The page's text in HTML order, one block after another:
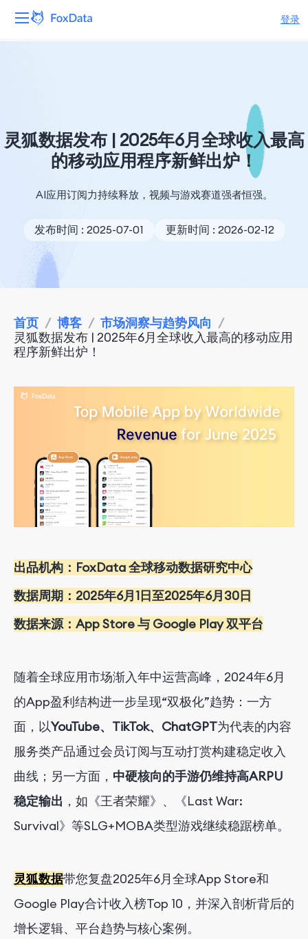
登录
解决方案
灵狐数据发布 | 2025年6月全球收入最高
的移动应用程序新鲜出炉！
AI应用订阅力持续释放，视频与游戏赛道强者恒强。
发布时间 : 2025-07-01 更新时间 : 2026-02-12
首页 / 博客 / 市场洞察与趋势风向 /
灵狐数据发布 | 2025年6月全球收入最高的移动应用
程序新鲜出炉！
出品机构：FoxData 全球移动数据研究中心
数据周期：2025年6月1日至2025年6月30日
数据来源：App Store 与 Google Play 双平台
随着全球应用市场渐入年中运营高峰，2024年6月
的App盈利结构进一步呈现“双极化”趋势：一方
面，以YouTube、TikTok、ChatGPT为代表的内容
服务类产品通过会员订阅与互动打赏构建稳定收入
曲线；另一方面， 中硬核向的手游仍维持高ARPU
稳定输出 ，如《王者荣耀》、《Last War:
Survival》等SLG+MOBA类型游戏继续稳踞榜单。
灵狐数据带您复盘2025年6月全球App Store和
Google Play合计收入榜Top 10，并深入剖析背后的
增长逻辑、平台趋势与核心案例。